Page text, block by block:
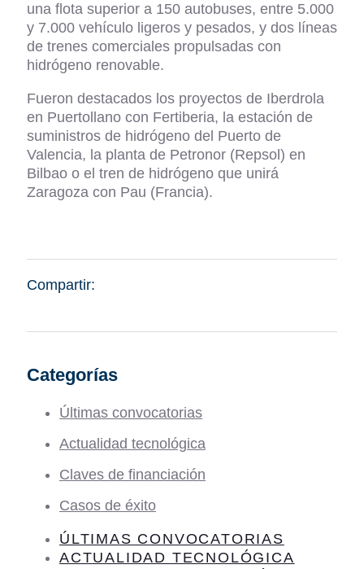
una flota superior a 150 autobuses, entre 5.000
y 7.000 vehículo ligeros y pesados, y dos líneas
de trenes comerciales propulsadas con
hidrógeno renovable.
Fueron destacados los proyectos de Iberdrola
en Puertollano con Fertiberia, la estación de
suministros de hidrógeno del Puerto de
Valencia, la planta de Petronor (Repsol) en
Bilbao o el tren de hidrógeno que unirá
Zaragoza con Pau (Francia).
Compartir:
Categorías
Últimas convocatorias
Actualidad tecnológica
Claves de financiación
Casos de éxito
ÚLTIMAS CONVOCATORIAS
ACTUALIDAD TECNOLÓGICA